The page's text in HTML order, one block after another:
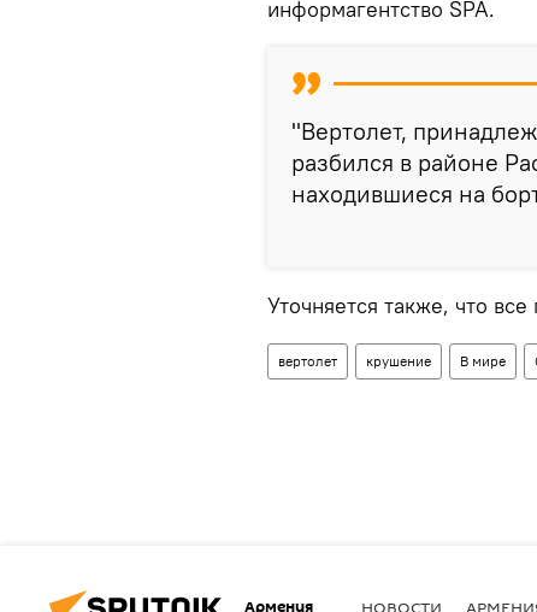
информагентство SPA.
"Вертолет,
разбился в районе
находившиеся на
Уточняется также, что
вертолет крушение В мире
Армения НОВОСТИ